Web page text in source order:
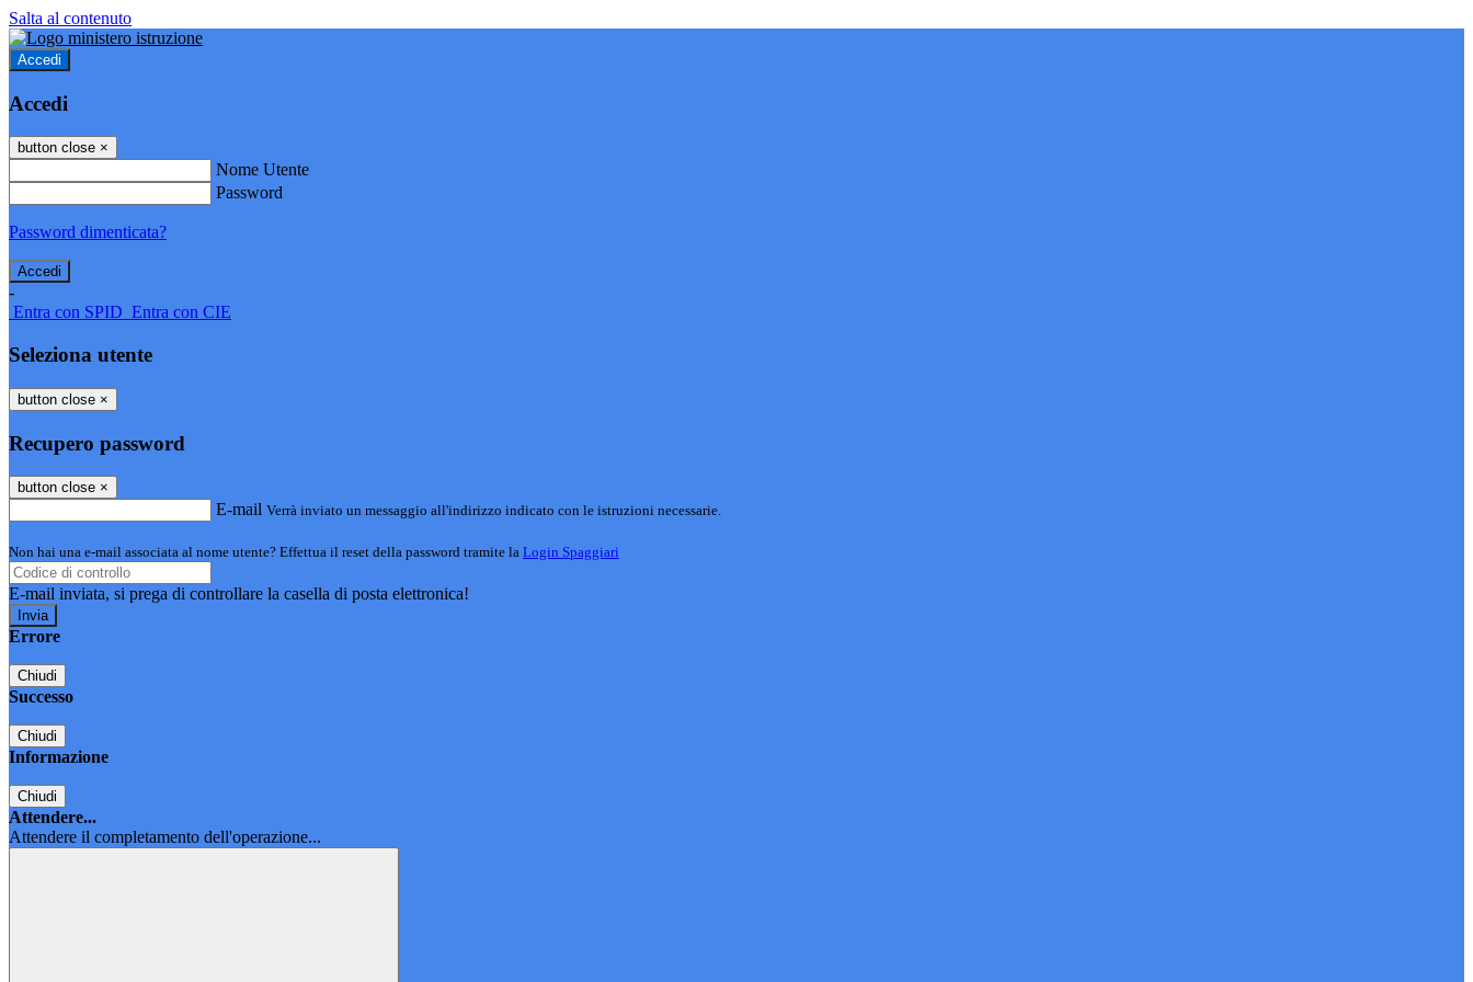
Salta al contenuto
Accedi
Accedi
button close ×
Nome Utente
Password
Password dimenticata?
-
Entra con SPID Entra con CIE
Seleziona utente
button close ×
Recupero password
button close ×
E-mail Verrà inviato un messaggio all'indirizzo indicato con le istruzioni necessarie.
Non hai una e-mail associata al nome utente? Effettua il reset della password tramite la Login Spaggiari
E-mail inviata, si prega di controllare la casella di posta elettronica!
Errore
Chiudi
Successo
Chiudi
Informazione
Chiudi
Attendere...
Attendere il completamento dell'operazione...